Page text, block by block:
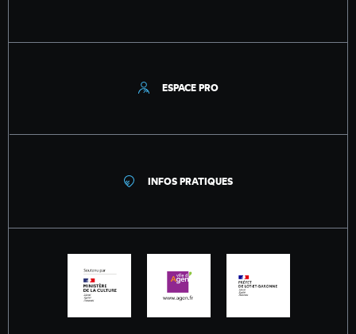
ESPACE PRO
INFOS PRATIQUES